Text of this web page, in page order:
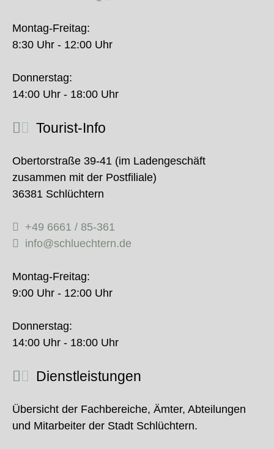
Montag-Freitag:
8:30 Uhr - 12:00 Uhr
Donnerstag:
14:00 Uhr - 18:00 Uhr
Tourist-Info
Obertorstraße 39-41 (im Ladengeschäft
zusammen mit der Postfiliale)
36381 Schlüchtern
+49 6661 / 85-361
info@schluechtern.de
Montag-Freitag:
9:00 Uhr - 12:00 Uhr
Donnerstag:
14:00 Uhr - 18:00 Uhr
Dienstleistungen
Übersicht der Fachbereiche, Ämter, Abteilungen
und Mitarbeiter der Stadt Schlüchtern.